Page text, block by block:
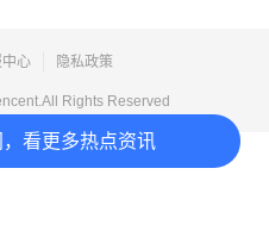
看更多热点资讯
心 隐私政策
Rights Reserved